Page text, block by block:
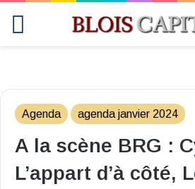
Agenda agenda janvier 2024
A la scène BRG :
L’appart d’à côté,